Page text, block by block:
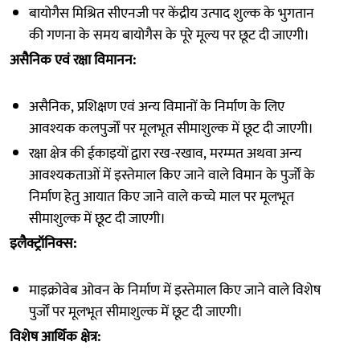
बायोगैस मिश्रित सीएनजी पर केंद्रीय उत्पाद शुल्क के भुगतान
की गणना के समय बायोगैस के पूरे मूल्य पर छूट दी जाएगी।
असैनिक एवं रक्षा विमानन:
असैनिक, प्रशिक्षण एवं अन्य विमानों के निर्माण के लिए
आवश्यक कलपुर्जों पर मूलभूत सीमाशुल्क में छूट दी जाएगी।
रक्षा क्षेत्र की ईकाइयों द्वारा रख-रखाव, मरम्मत अथवा अन्य
आवश्यकताओं में इस्तेमाल किए जाने वाले विमान के पुर्जों के
निर्माण हेतु आयात किए जाने वाले कच्चे माल पर मूलभूत
सीमाशुल्क में छूट दी जाएगी।
इलैक्ट्रॉनिक्स:
माइक्रोवेब ओवन के निर्माण में इस्तेमाल किए जाने वाले विशेष
पुर्जों पर मूलभूत सीमाशुल्क में छूट दी जाएगी।
विशेष आर्थिक क्षेत्र: